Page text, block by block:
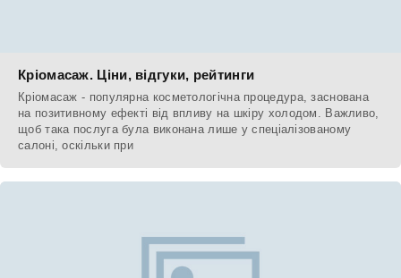
Кріомасаж. Ціни, відгуки, рейтинги
Кріомасаж - популярна косметологічна процедура, заснована
на позитивному ефекті від впливу на шкіру холодом. Важливо,
щоб така послуга була виконана лише у спеціалізованому
салоні, оскільки при